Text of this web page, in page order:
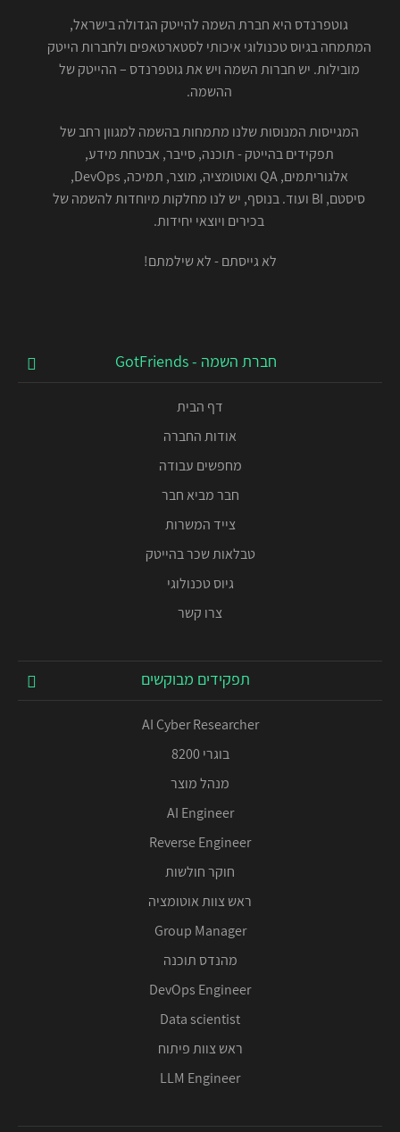
גוטפרנדס היא חברת השמה להייטק הגדולה בישראל,
המתמחה בגיוס טכנולוגי איכותי לסטארטאפים ולחברות הייטק
מובילות. יש חברות השמה ויש את גוטפרנדס – ההייטק של
ההשמה.
המגייסות המנוסות שלנו מתמחות בהשמה למגוון רחב של
תפקידים בהייטק - תוכנה, סייבר, אבטחת מידע,
אלגוריתמים, QA ואוטומציה, מוצר, תמיכה, DevOps,
סיסטם, BI ועוד. בנוסף, יש לנו מחלקות מיוחדות להשמה של
בכירים ויוצאי יחידות.
לא גייסתם - לא שילמתם!
חברת השמה - GotFriends
דף הבית
אודות החברה
מחפשים עבודה
חבר מביא חבר
צייד המשרות
טבלאות שכר בהייטק
גיוס טכנולוגי
צרו קשר
תפקידים מבוקשים
AI Cyber Researcher
בוגרי 8200
מנהל מוצר
AI Engineer
Reverse Engineer
חוקר חולשות
ראש צוות אוטומציה
Group Manager
מהנדס תוכנה
DevOps Engineer
Data scientist
ראש צוות פיתוח
LLM Engineer